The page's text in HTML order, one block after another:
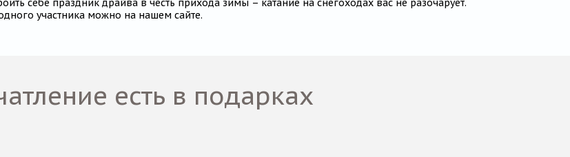
себе праздник драйва в честь прихода зимы – катание на снегоходах вас не разочарует.
участника можно на нашем сайте.
есть в подарках